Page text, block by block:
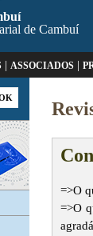
de Cambuí
| ASSOCIADOS |
=>O
=>O